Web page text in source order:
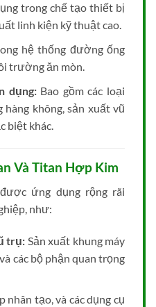
trong chế tạo thiết bị
linh kiện kỹ thuật cao.
hệ thống đường ống
trường ăn mòn.
dụng:Bao gồm các loại
không, sản xuất vũ
biệt khác.
Và Titan Hợp Kim
ứng dụng rộng rãi
như:
trụ: Sản xuất khung máy
các bộ phận quan trọng
nhân tạo, và các dụng cụ